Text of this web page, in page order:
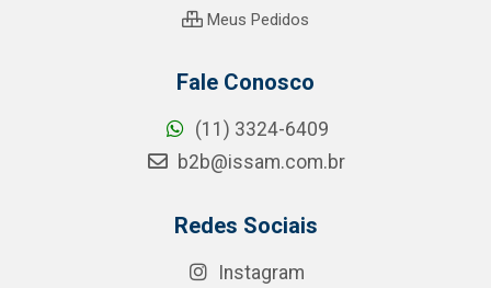
Meus Pedidos
Fale Conosco
(11) 3324-6409
b2b@issam.com.br
Redes Sociais
Instagram